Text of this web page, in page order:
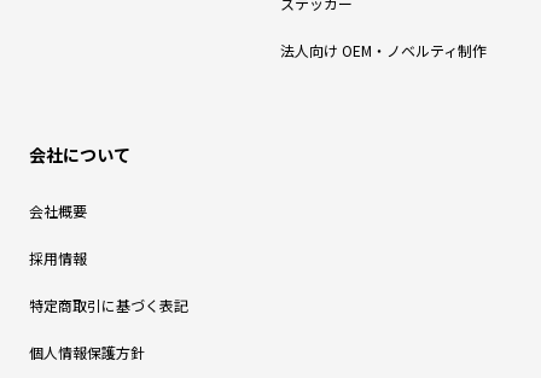
法人向け OEM・ノベルティ制作
会社について
会社概要
採用情報
特定商取引に基づく表記
個人情報保護方針